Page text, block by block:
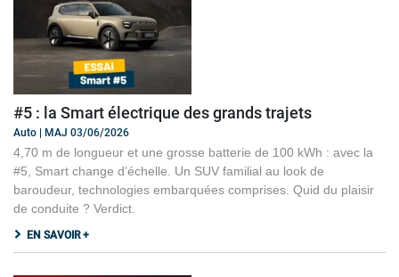
#5 : la Smart électrique des grands trajets
Auto | MAJ 03/06/2026
4,70 m de longueur et une grosse batterie de 100 kWh : avec la
#5, Smart change d’échelle. Un SUV familial au look de
baroudeur, technologies embarquées comprises. Quid du plaisir
de conduite ? Verdict.
EN SAVOIR +